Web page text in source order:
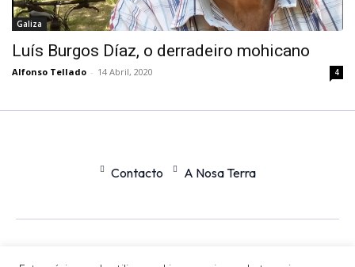
Galiza
Luís Burgos Díaz, o derradeiro mohicano
Alfonso Tellado - 14 Abril, 2020 4
Contacto A Nosa Terra